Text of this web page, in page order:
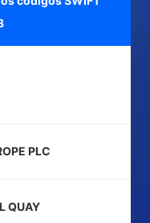
PLC
QUAY